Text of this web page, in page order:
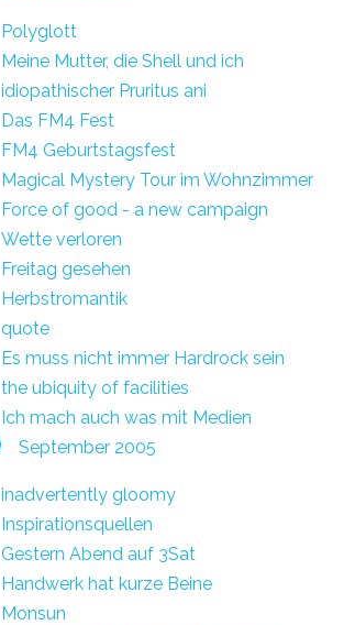
Polyglott
Meine Mutter, die Shell und ich
idiopathischer Pruritus ani
Das FM4 Fest
FM4 Geburtstagsfest
Magical Mystery Tour im Wohnzimmer
Force of good - a new campaign
Wette verloren
Freitag gesehen
Herbstromantik
quote
Es muss nicht immer Hardrock sein
the ubiquity of facilities
Ich mach auch was mit Medien
September 2005
inadvertently gloomy
Inspirationsquellen
Gestern Abend auf 3Sat
Handwerk hat kurze Beine
Monsun